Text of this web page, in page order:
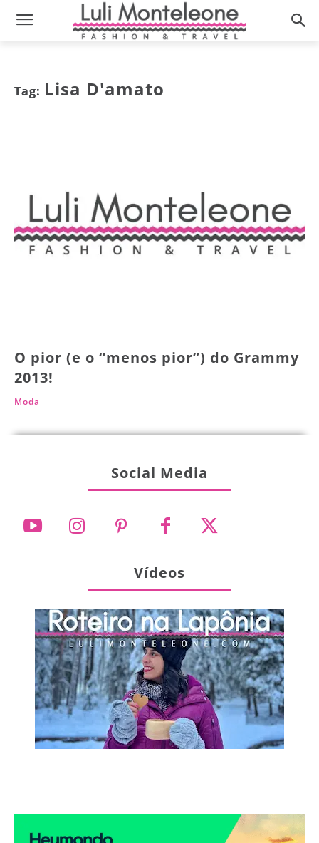
Tag: Lisa D'amato
O pior (e o “menos pior”) do Grammy
2013!
Moda
Social Media
Vídeos